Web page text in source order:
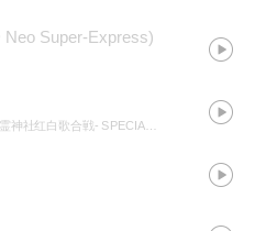
Super-Express)
白歌合戦- SPECIAL LIMITED CD